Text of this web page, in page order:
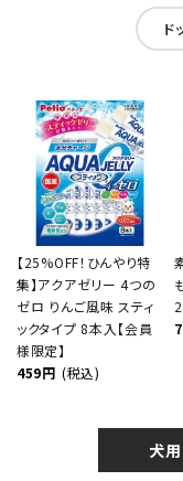
ド
【25%OFF！ひんやり特
集】アクアゼリー 4つの
ゼロ りんご風味 スティ
ックタイプ 8本入【会員
様限定】
459円 (税込)
犬